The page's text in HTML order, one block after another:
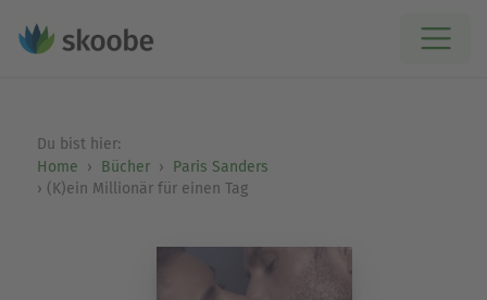
Du bist hier:
Home
Bücher
Paris Sanders
(K)ein Millionär für einen Tag